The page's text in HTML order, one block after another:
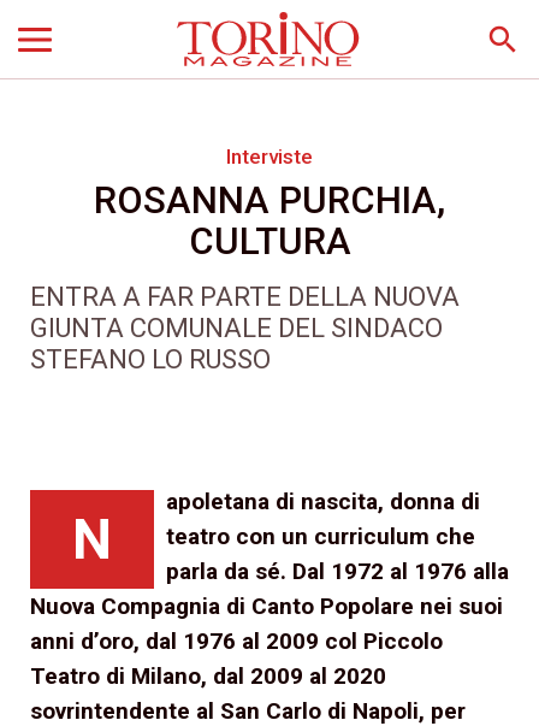
search
Interviste
ROSANNA PURCHIA,
CULTURA
ENTRA A FAR PARTE DELLA NUOVA
GIUNTA COMUNALE DEL SINDACO
STEFANO LO RUSSO
N
apoletana di nascita, donna di
teatro con un curriculum che
parla da sé. Dal 1972 al 1976 alla
Nuova Compagnia di Canto Popolare nei suoi
anni d’oro, dal 1976 al 2009 col Piccolo
Teatro di Milano, dal 2009 al 2020
sovrintendente al San Carlo di Napoli, per